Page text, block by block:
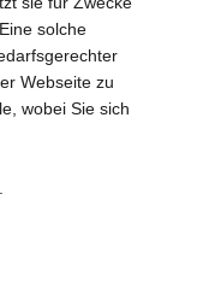
solche
Webseite zu
wobei Sie sich